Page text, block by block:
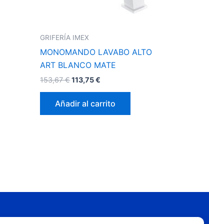
GRIFERÍA IMEX
MONOMANDO LAVABO ALTO
ART BLANCO MATE
153,67€113,75€
Añadir al carrito